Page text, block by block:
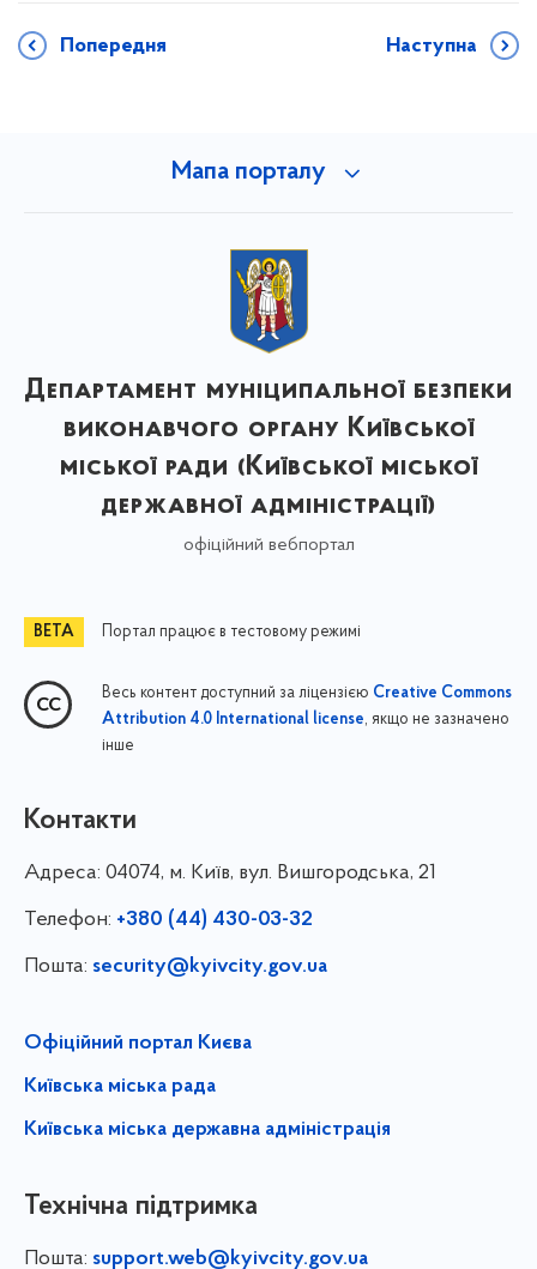
Попередня Наступна
Мапа порталу
Департамент муніципальної безпеки
виконавчого органу Київської
міської ради (Київської міської
державної адміністрації)
офіційний вебпортал
Портал працює в тестовому режимі
Весь контент доступний за ліцензією Creative Commons
Attribution 4.0 International license, якщо не зазначено
інше
Контакти
Адреса: 04074, м. Київ, вул. Вишгородська, 21
Телефон: +380 (44) 430-03-32
Пошта: security@kyivcity.gov.ua
Офіційний портал Києва
Київська міська рада
Київська міська державна адміністрація
Технічна підтримка
Пошта: support.web@kyivcity.gov.ua